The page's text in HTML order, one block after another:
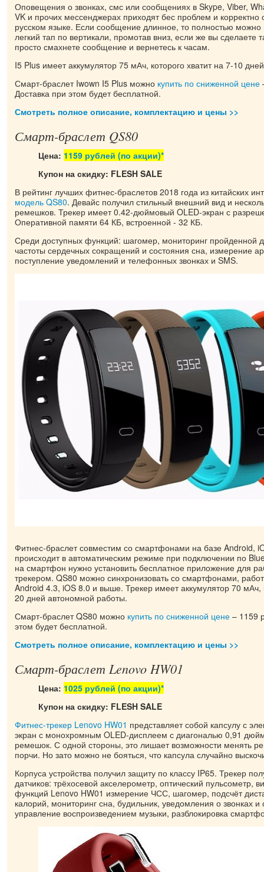
Оповещения о звонках, смс или сообщениях в Skype, Viber,
VK и прочих мессенджерах приходят бес проблем и корректно
русском языке. Если сообщение длинное, то полностью можно
легкий тап по вертикали, промотав вниз, если же вы сделаете
просто смахнете сообщение и вернетесь к часам.
I5 Plus имеет аккумулятор 75 мАч, которого хватит на 7-10
Смарт-браслет Iwown I5 Plus можно купить по сниженной цене
Доставка при этом будет бесплатной.
Смотреть полное описание, комплектацию и цены >>
Смарт-браслет QS80
Цена: 1159 рублей (по акции)*
Купон на скидку: FLESH SALE
В рейтинг лучших фитнес-браслетов 2018 года из китайских
модель QS80. Девайс получил стильный внешний вид и
ремешков. Трекер имеет 0.42-дюймовый OLED-экран с
Оперативной памяти 64 КБ, встроенной - 32 КБ.
Среди доступных функций: шагомер, мониторинг пройденной
частоты сердечных сокращений и состояния сна, измерение
поступление уведомлений и телефонных звонках и SMS.
Фитнес-браслет совместим со смартфонами на базе Android,
происходит в автоматическим режиме при подключении по
на смартфон нужно установить бесплатное приложение для
трекером. QS80 можно синхронизовать со смартфонами,
Android 4.3, iOS 8.0 и выше. Трекер имеет аккумулятор 70 мАч,
20 дней автономной работы.
Смарт-браслет QS80 можно купить по сниженной цене – 1159
этом будет бесплатной.
Смотреть полное описание, комплектацию и цены >>
Смарт-браслет Lenovo HW01
Цена: 1025 рублей (по акции)*
Купон на скидку: FLESH SALE
Фитнес-трекер Lenovo HW01 представляет собой капсулу с
экран с монохромным OLED-дисплеем с диагональю 0,91
ремешок. С одной стороны, это лишает возможности менять
порчи. Но зато можно не бояться, что капсула случайно
Корпуса устройства получил защиту по классу IP65. Трекер
датчиков: трёхосевой акселерометр, оптический пульсометр,
функций Lenovo HW01 измерение ЧСС, шагомер, подсчёт
калорий, мониторинг сна, будильник, уведомления о звонках
управление воспроизведением музыки, разблокировка